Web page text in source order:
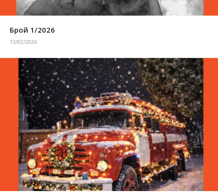
Брой 1/2026
13/02/2026